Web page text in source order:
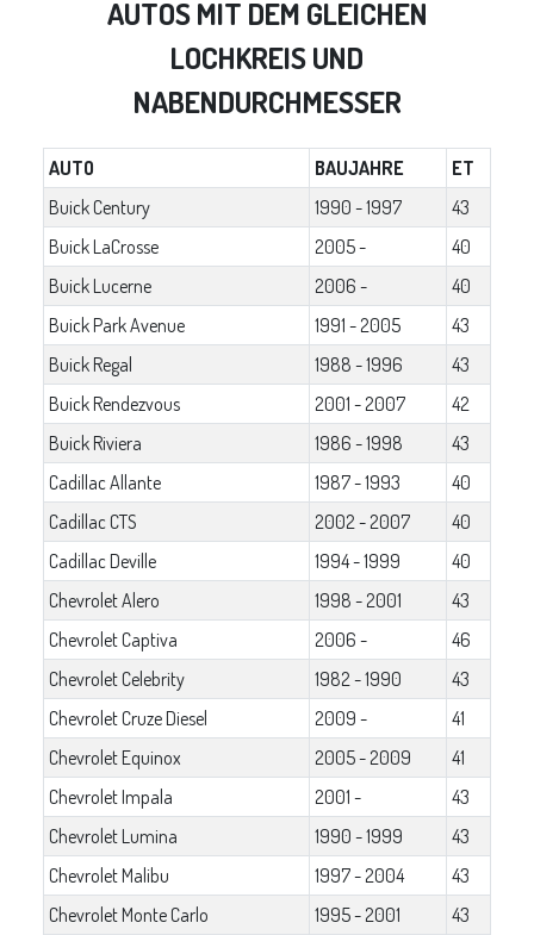
AUTOS MIT DEM GLEICHEN
LOCHKREIS UND
NABENDURCHMESSER
AUTO BAUJAHRE
ET
Buick Century
1990 - 1997
43
Buick LaCrosse
2005 -
40
Buick Lucerne
2006 -
40
Buick Park Avenue
1991 - 2005
43
Buick Regal
1988 - 1996
43
Buick Rendezvous
2001 - 2007
42
Buick Riviera
1986 - 1998
43
Cadillac Allante
1987 - 1993
40
Cadillac CTS
2002 - 2007
40
Cadillac Deville
1994 - 1999
40
Chevrolet Alero
1998 - 2001
43
Chevrolet Captiva
2006 -
46
Chevrolet Celebrity
1982 - 1990
43
Chevrolet Cruze Diesel
2009 -
41
Chevrolet Equinox
2005 - 2009
41
Chevrolet Impala
2001 -
43
Chevrolet Lumina
1990 - 1999
43
Chevrolet Malibu
1997 - 2004
43
Chevrolet Monte Carlo
1995 - 2001
43